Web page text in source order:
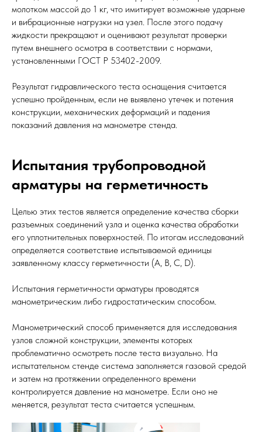
молотком массой до 1 кг, что имитирует возможные ударные
и вибрационные нагрузки на узел. После этого подачу
жидкости прекращают и оценивают результат проверки
путем внешнего осмотра в соответствии с нормами,
установленными ГОСТ Р 53402-2009.
Результат гидравлического теста оснащения считается
успешно пройденным, если не выявлено утечек и потения
конструкции, механических деформаций и падения
показаний давления на манометре стенда.
Испытания трубопроводной
арматуры на герметичность
Целью этих тестов является определение качества сборки
разъемных соединений узла и оценка качества обработки
его уплотнительных поверхностей. По итогам исследований
определяется соответствие испытываемой единицы
заявленному классу герметичности (А, В, С, D).
Испытания герметичности арматуры проводятся
манометрическим либо гидростатическим способом.
Манометрический способ применяется для исследования
узлов сложной конструкции, элементы которых
проблематично осмотреть после теста визуально. На
испытательном стенде система заполняется газовой средой
и затем на протяжении определенного времени
контролируется давление на манометре. Если оно не
меняется, результат теста считается успешным.